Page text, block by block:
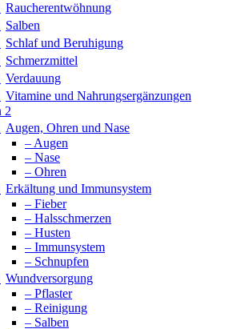
Raucherentwöhnung
Salben
Schlaf und Beruhigung
Schmerzmittel
Verdauung
Vitamine und Nahrungsergänzungen
2
Augen, Ohren und Nase
– Augen
– Nase
– Ohren
Erkältung und Immunsystem
– Fieber
– Halsschmerzen
– Husten
– Immunsystem
– Schnupfen
Wundversorgung
– Pflaster
– Reinigung
– Salben